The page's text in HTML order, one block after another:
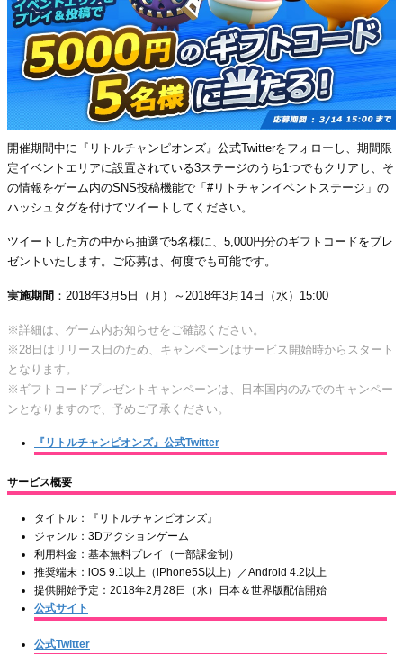
開催期間中に『リトルチャンピオンズ』公式Twitterをフォローし、期間限
定イベントエリアに設置されている3ステージのうち1つでもクリアし、そ
の情報をゲーム内のSNS投稿機能で「#リトチャンイベントステージ」の
ハッシュタグを付けてツイートしてください。
ツイートした方の中から抽選で5名様に、5,000円分のギフトコードをプレ
ゼントいたします。ご応募は、何度でも可能です。
実施期間 ：2018年3月5日（月）～2018年3月14日（水）15:00
※詳細は、ゲーム内お知らせをご確認ください。
※28日はリリース日のため、キャンペーンはサービス開始時からスタート
となります。
※ギフトコードプレゼントキャンペーンは、日本国内のみでのキャンペー
ンとなりますので、予めご了承ください。
『リトルチャンピオンズ』公式Twitter
サービス概要
タイトル：『リトルチャンピオンズ』
ジャンル：3Dアクションゲーム
利用料金：基本無料プレイ（一部課金制）
推奨端末：iOS 9.1以上（iPhone5S以上）／Android 4.2以上
提供開始予定：2018年2月28日（水）日本＆世界版配信開始
公式サイト
公式Twitter